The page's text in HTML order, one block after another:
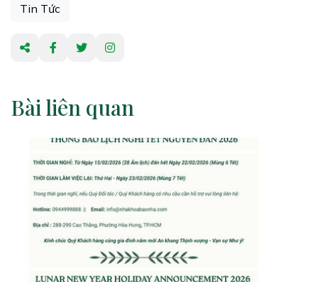
Tin Tức
Bài liên quan